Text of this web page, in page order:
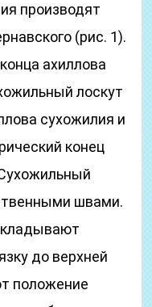
производят
(рис. 1).
ахиллова
лоскут
сухожилия и
конец
швами.
до верхней
положение